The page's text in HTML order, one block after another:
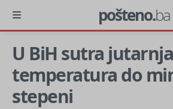
pošteno.ba
U BiH sutra jutarnja
temperatura do
stepeni